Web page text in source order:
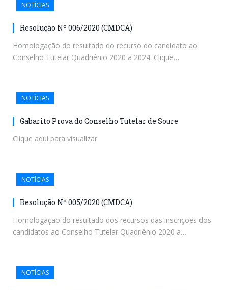
NOTÍCIAS
Resolução Nº 006/2020 (CMDCA)
Homologação do resultado do recurso do candidato ao
Conselho Tutelar Quadriênio 2020 a 2024. Clique…
NOTÍCIAS
Gabarito Prova do Conselho Tutelar de Soure
Clique aqui para visualizar
NOTÍCIAS
Resolução Nº 005/2020 (CMDCA)
Homologação do resultado dos recursos das inscrições dos
candidatos ao Conselho Tutelar Quadriênio 2020 a…
NOTÍCIAS